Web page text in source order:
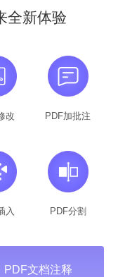
全新体验
改 PDF加批注
入 PDF分割
PDF文档注释